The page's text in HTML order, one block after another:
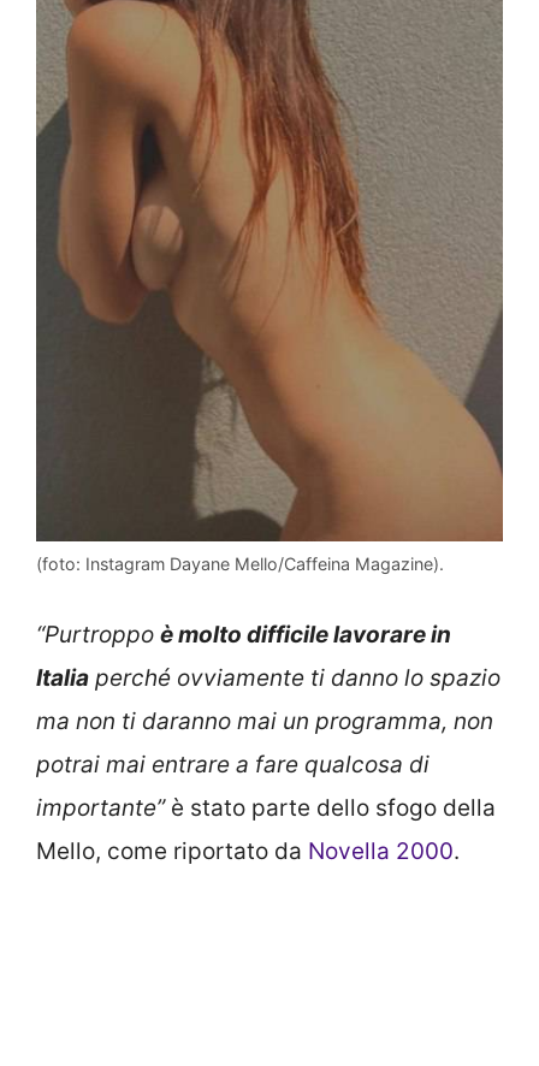
(foto: Instagram Dayane Mello/Caffeina Magazine).
“Purtroppo è molto difficile lavorare in
Italia perché ovviamente ti danno lo spazio
ma non ti daranno mai un programma, non
potrai mai entrare a fare qualcosa di
importante”è stato parte dello sfogo della
Mello, come riportato da Novella 2000.